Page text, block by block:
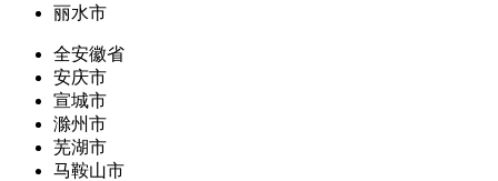
丽水市
全安徽省
安庆市
宣城市
滁州市
芜湖市
马鞍山市